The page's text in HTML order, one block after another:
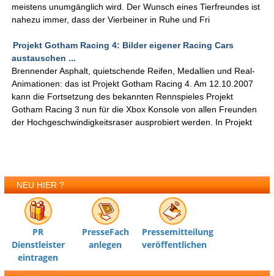
meistens unumgänglich wird. Der Wunsch eines Tierfreundes ist
nahezu immer, dass der Vierbeiner in Ruhe und Fri
Projekt Gotham Racing 4: Bilder eigener Racing Cars
austauschen ...
Brennender Asphalt, quietschende Reifen, Medallien und Real-
Animationen: das ist Projekt Gotham Racing 4. Am 12.10.2007
kann die Fortsetzung des bekannten Rennspieles Projekt
Gotham Racing 3 nun für die Xbox Konsole von allen Freunden
der Hochgeschwindigkeitsraser ausprobiert werden. In Projekt
NEU HIER ?
PR
Dienstleister
eintragen
PresseFach
anlegen
Pressemitteilung
veröffentlichen